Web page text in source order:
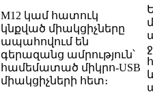
M12 կամ հատուկ
կնքված միակցիչները
ապահովում են
գերազանց ամրություն՝
համեմատած միկրո-USB
միակցիչների հետ։